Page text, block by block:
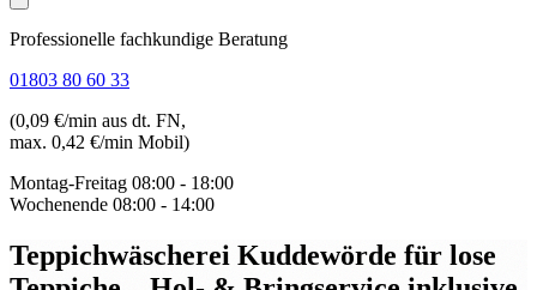
Professionelle fachkundige Beratung
01803 80 60 33
(0,09 €/min aus dt. FN,
max. 0,42 €/min Mobil)
Montag-Freitag 08:00 - 18:00
Wochenende 08:00 - 14:00
Teppichwäscherei Kuddewörde für lose